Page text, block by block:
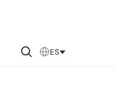
ES